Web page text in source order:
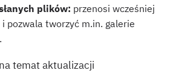
plików: przenosi wcześniej
i pozwala tworzyć m.in. galerie
temat aktualizacji